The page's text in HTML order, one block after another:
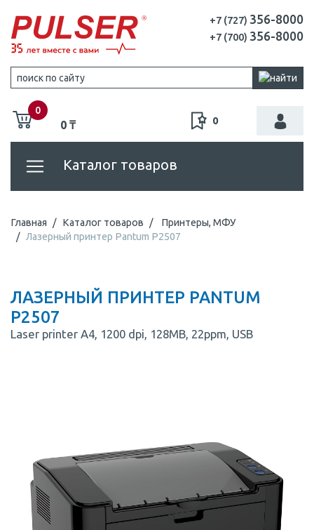
+7 (727) 356-8000
+7 (700) 356-8000
0
0 ₸ 0
Каталог товаров
Главная Каталог товаров
Принтеры, МФУ
Лазерный принтер Pantum P2507
ЛАЗЕРНЫЙ ПРИНТЕР PANTUM
P2507
Laser printer A4, 1200 dpi, 128MB, 22ppm, USB